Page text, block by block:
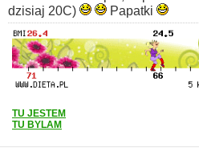
dzisiaj 20C)
Papatki
TU JESTEM
TU BYLAM